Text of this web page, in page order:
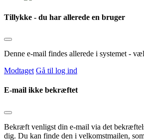
Tillykke - du har allerede en bruger
Denne e-mail findes allerede i systemet -
Modtaget Gå til log ind
E-mail ikke bekræftet
Bekræft venligst din e-mail via det
dig. Du kan finde den i velkomstmailen,